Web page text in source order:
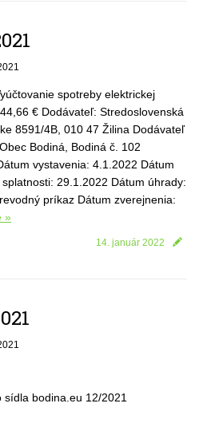
spotreby elektrickej
€ Dodávateľ: Stredoslovenská
8591/4B, 010 47 Žilina Dodávateľ
Bodiná, Bodiná č. 102
vystavenia: 4.1.2022 Dátum
29.1.2022 Dátum úhrady:
príkaz Dátum zverejnenia:
»
14. január 2022
bodina.eu 12/2021